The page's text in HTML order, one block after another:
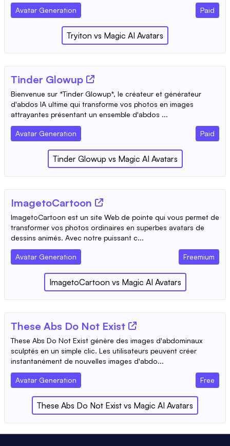
Avatar Generation Paid
Tryiton vs Magic AI Avatars
Tinder Glowup
Bienvenue sur *Tinder Glowup*, le créateur et générateur
d'abdos IA ultime qui transforme vos photos en images
attrayantes présentant un ensemble d'abdos ...
Avatar Generation Paid
Tinder Glowup vs Magic AI Avatars
ImagetoCartoon
ImagetoCartoon est un site Web de pointe qui vous permet de
transformer vos photos ordinaires en superbes avatars de
dessins animés. Avec notre puissant c...
Avatar Generation Freemium
ImagetoCartoon vs Magic AI Avatars
These Abs Do Not Exist
These Abs Do Not Exist génère des images d'abdominaux
sculptés en un simple clic. Les utilisateurs peuvent créer
instantanément de nouvelles images d'abdo...
Avatar Generation Free
These Abs Do Not Exist vs Magic AI Avatars